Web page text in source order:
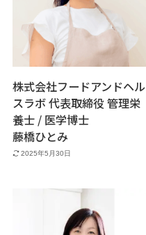
株式会社フードアンドヘル
スラボ 代表取締役 管理栄
養士 / 医学博士
藤橋ひとみ
2025年5月30日